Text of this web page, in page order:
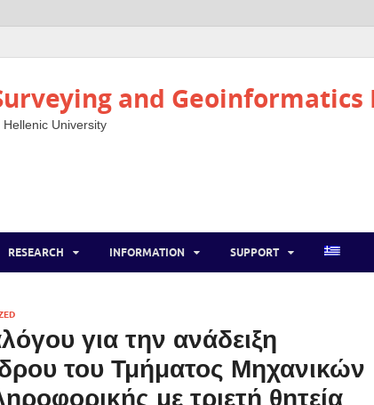
and Geoinformatics
University
RESEARCH INFORMATION SUPPORT
για την ανάδειξη
του Τμήματος Μηχανικών
με τριετή θητεία